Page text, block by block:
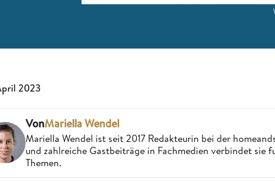
2023
VonMariella Wendel
Mariella Wendel ist seit 2017 Redakteurin bei der
und zahlreiche Gastbeiträge in Fachmedien verbindet sie
Themen.